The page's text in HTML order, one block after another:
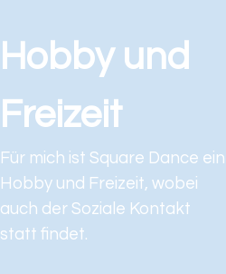
Hobby und
Freizeit
Für mich ist Square Dance ein
Hobby und Freizeit, wobei
auch der Soziale Kontakt
statt findet.